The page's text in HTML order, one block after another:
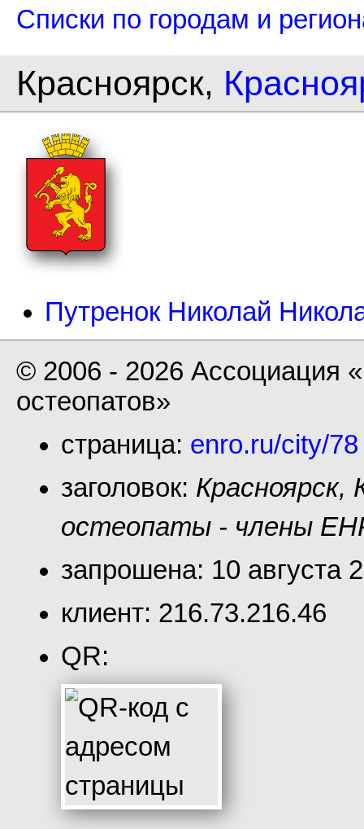
Списки по городам и
Красноярск,
Путренок Николай
© 2006 - 2026 Ассоциация
остеопатов»
страница: enro.ru/city/78
заголовок: Красноярск,
остеопаты - члены
запрошена: 10 августа
клиент: 216.73.216.46
QR: